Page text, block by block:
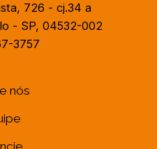
726 - cj.34 a
- SP, 04532-002
3757
nós